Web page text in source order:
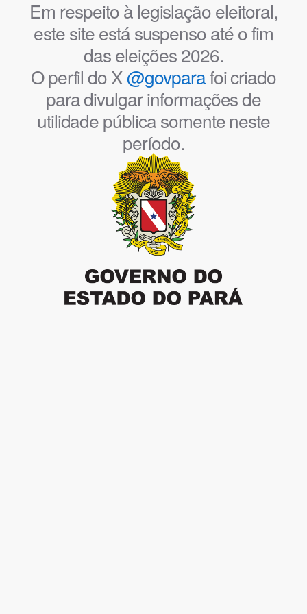
Em respeito à legislação eleitoral,
este site está suspenso até o fim
das eleições 2026.
O perfil do X@govparafoi criado
para divulgar informações de
utilidade pública somente neste
período.